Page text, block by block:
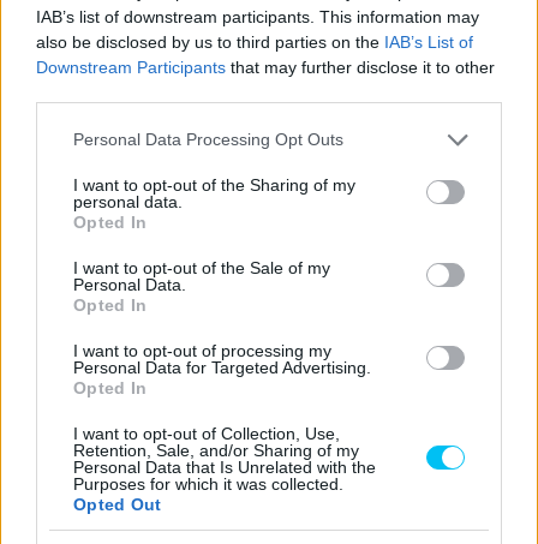
IAB’s list of downstream participants. This information may
also be disclosed by us to third parties on the IAB’s List of
Downstream Participants that may further disclose it to other
Please note that this website/app uses one or more Google
not limited to your visit or usage behaviour. You may click to
grant or deny consent to Google and its third-party tags to
use your data for below specified purposes in below Google
consent section.
Personal Data Processing Opt Outs
I want to opt-out of the Sharing of my
personal data.
Opted In
I want to opt-out of the Sale of my
Personal Data.
Opted In
I want to opt-out of processing my
Personal Data for Targeted Advertising.
Opted In
I want to opt-out of Collection, Use,
Retention, Sale, and/or Sharing of my
Personal Data that Is Unrelated with the
Purposes for which it was collected.
Opted Out
Visszatérve a KTM-hez: talán nem túlzás azt állítani, hogy
aktuálisan nem annyira jók az esélyeik, ha a dobogó tetejét
célozzák meg. A 2022. októberi Thai Nagydíj óta nem
nyertek futamot, száraz pályás győzelmet pedig legutóbb
mindkétszer az az Oliveira villant meg, aki már nem tartozik
a kötelékükhöz.